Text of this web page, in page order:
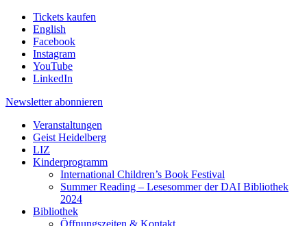
Tickets kaufen
English
Facebook
Instagram
YouTube
LinkedIn
Newsletter abonnieren
Veranstaltungen
Geist Heidelberg
LIZ
Kinderprogramm
International Children’s Book Festival
Summer Reading – Lesesommer der DAI Bibliothek
2024
Bibliothek
Öffnungszeiten & Kontakt